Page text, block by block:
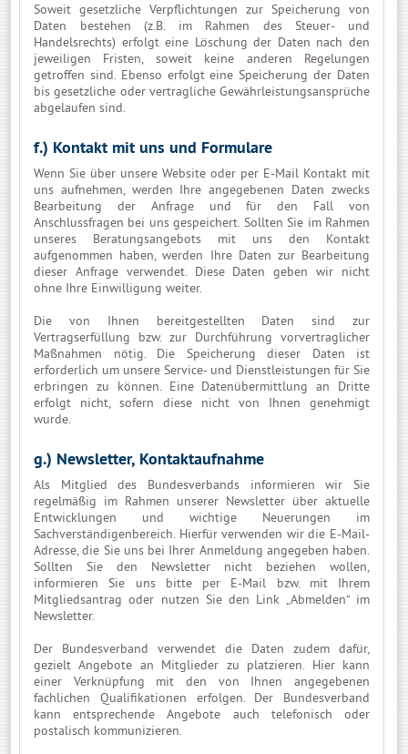
Soweit gesetzliche Verpflichtungen zur Speicherung von
Daten bestehen (z.B. im Rahmen des Steuer- und
Handelsrechts) erfolgt eine Löschung der Daten nach den
jeweiligen Fristen, soweit keine anderen Regelungen
getroffen sind. Ebenso erfolgt eine Speicherung der Daten
bis gesetzliche oder vertragliche Gewährleistungsansprüche
abgelaufen sind.
f.) Kontakt mit uns und Formulare
Wenn Sie über unsere Website oder per E-Mail Kontakt mit
uns aufnehmen, werden Ihre angegebenen Daten zwecks
Bearbeitung der Anfrage und für den Fall von
Anschlussfragen bei uns gespeichert. Sollten Sie im Rahmen
unseres Beratungsangebots mit uns den Kontakt
aufgenommen haben, werden Ihre Daten zur Bearbeitung
dieser Anfrage verwendet. Diese Daten geben wir nicht
ohne Ihre Einwilligung weiter.
Die von Ihnen bereitgestellten Daten sind zur
Vertragserfüllung bzw. zur Durchführung vorvertraglicher
Maßnahmen nötig. Die Speicherung dieser Daten ist
erforderlich um unsere Service- und Dienstleistungen für Sie
erbringen zu können. Eine Datenübermittlung an Dritte
erfolgt nicht, sofern diese nicht von Ihnen genehmigt
wurde.
g.) Newsletter, Kontaktaufnahme
Als Mitglied des Bundesverbands informieren wir Sie
regelmäßig im Rahmen unserer Newsletter über aktuelle
Entwicklungen und wichtige Neuerungen im
Sachverständigenbereich. Hierfür verwenden wir die E-Mail-
Adresse, die Sie uns bei Ihrer Anmeldung angegeben haben.
Sollten Sie den Newsletter nicht beziehen wollen,
informieren Sie uns bitte per E-Mail bzw. mit Ihrem
Mitgliedsantrag oder nutzen Sie den Link „Abmelden“ im
Newsletter.
Der Bundesverband verwendet die Daten zudem dafür,
gezielt Angebote an Mitglieder zu platzieren. Hier kann
einer Verknüpfung mit den von Ihnen angegebenen
fachlichen Qualifikationen erfolgen. Der Bundesverband
kann entsprechende Angebote auch telefonisch oder
postalisch kommunizieren.